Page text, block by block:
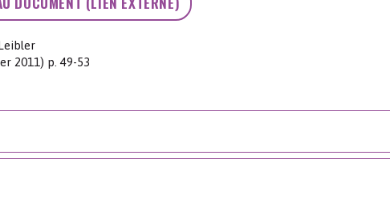
2011) p. 49-53
Fiches métiers